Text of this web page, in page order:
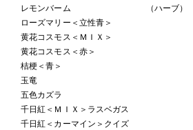
レモンバーム （ハーブ）
ローズマリー＜立性青＞
黄花コスモス＜ＭＩＸ＞
黄花コスモス＜赤＞
桔梗＜青＞
玉竜
五色カズラ
千日紅＜ＭＩＸ＞ラスベガス
千日紅＜カーマイン＞クイズ